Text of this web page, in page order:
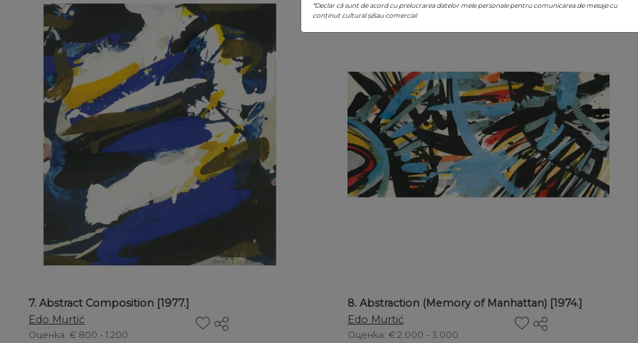
7. Abstract Composition [1977.]
Edo Murtić
Оценка: € 800 - 1.200
8. Abstraction (Memory of Manhattan) [1974.]
Edo Murtić
Оценка: € 2.000 - 3.000
*Declar că sunt de acord cu prelucrarea datelor mele personale pentru comunicarea de mesaje cu
conținut cultural și/sau comercial